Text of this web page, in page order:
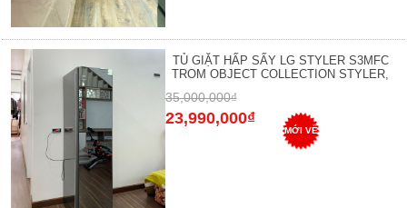
TỦ GIẶT HẤP SẤY LG STYLER S3MFC
TROM OBJECT COLLECTION STYLER,
35,000,000₫
23,990,000₫
MỚI VỀ